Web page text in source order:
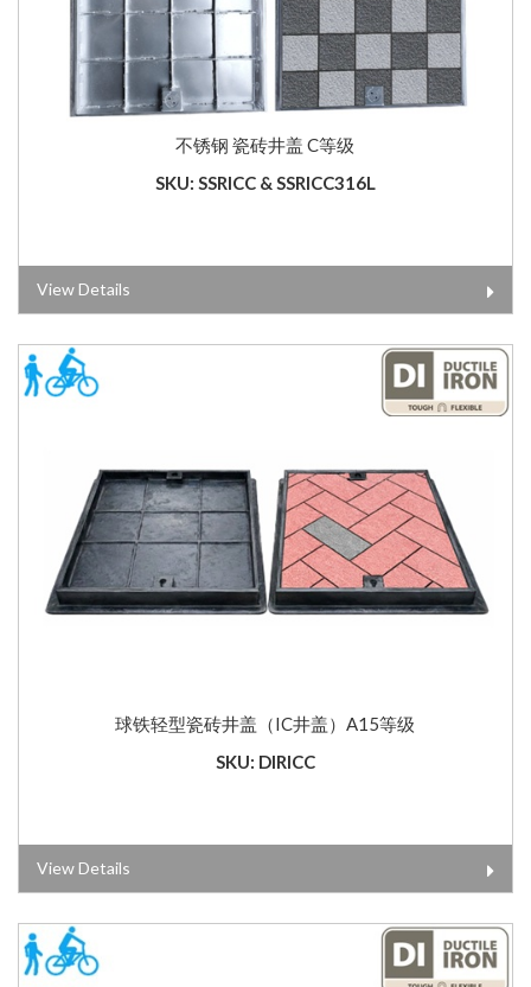
不锈钢 瓷砖井盖 C等级
SKU: SSRICC & SSRICC316L
View Details
球铁轻型瓷砖井盖（IC井盖）A15等级
SKU: DIRICC
View Details